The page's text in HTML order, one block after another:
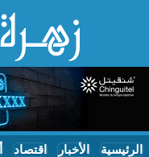
الرئيسية الأخبار اقتصاد